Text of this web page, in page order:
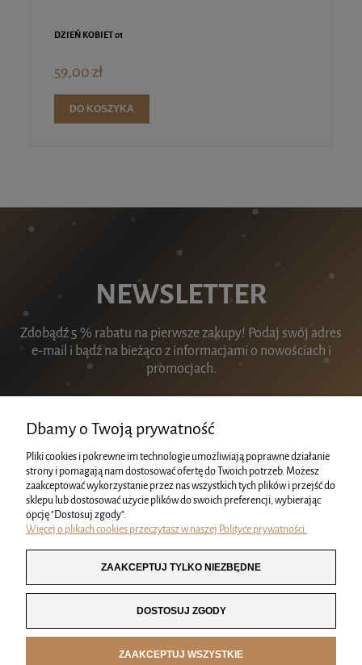
DZIEŃ KOBIET 01
59,00 zł
DO KOSZYKA
NEWSLETTER
Zdobądź 5 % rabatu na pierwsze zakupy! Podaj swój adres
e-mail i bądź na bieżąco z informacjami o nowościach i
promocjach.
ZAPISZ SIĘ
KRÓWKI
INFORMACJE
Dbamy o Twoją prywatność
Pliki cookies i pokrewne im technologie umożliwiają poprawne działanie
strony i pomagają nam dostosować ofertę do Twoich potrzeb. Możesz
zaakceptować wykorzystanie przez nas wszystkich tych plików i przejść do
sklepu lub dostosować użycie plików do swoich preferencji, wybierając
opcję "Dostosuj zgody".
Więcej o plikach cookies przeczytasz w naszej Polityce prywatności.
ZAAKCEPTUJ TYLKO NIEZBĘDNE
DOSTOSUJ ZGODY
ZAAKCEPTUJ WSZYSTKIE